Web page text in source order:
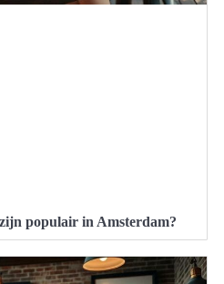
populair in Amsterdam?